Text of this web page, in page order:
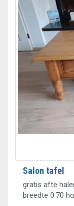
Salon tafel
gratis afte
breedte 0.70